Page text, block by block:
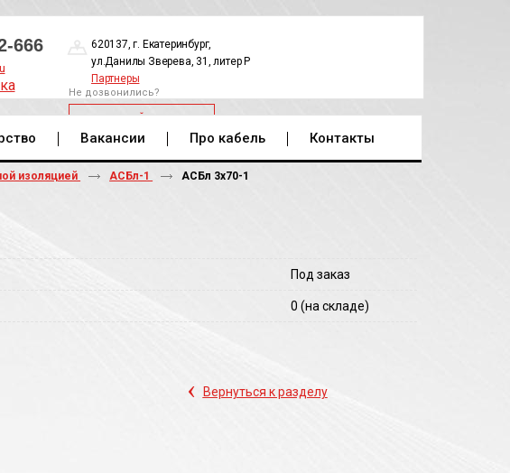
666
620137, г. Екатеринбург,
ул.Данилы Зверева, 31, литер Р
Партнеры
Не дозвонились?
ОБРАТНЫЙ ЗВОНОК
Вакансии Про кабель Контакты
изоляцией АСБл-1 АСБл 3х70-1
Под заказ
0 (на складе)
‹ Вернуться к разделу